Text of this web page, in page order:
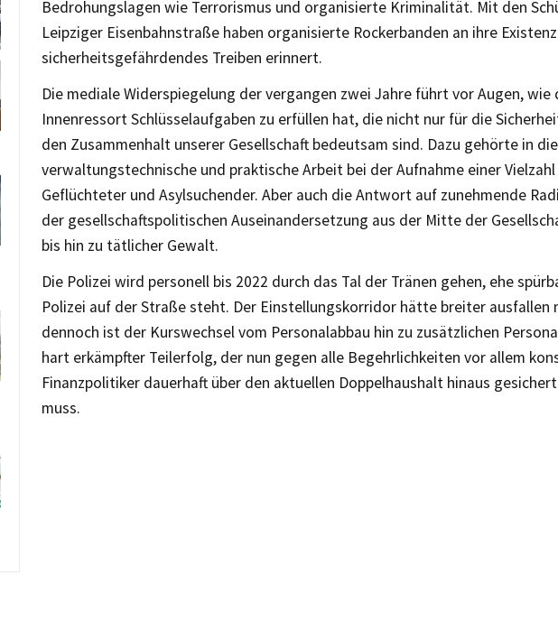
Bedrohungslagen wie Terrorismus und organisierte Kriminalität. Mit den
Leipziger Eisenbahnstraße haben organisierte Rockerbanden an ihre
sicherheitsgefährdendes Treiben erinnert.
Die mediale Widerspiegelung der vergangen zwei Jahre führt vor Augen, wie
Innenressort Schlüsselaufgaben zu erfüllen hat, die nicht nur für die
den Zusammenhalt unserer Gesellschaft bedeutsam sind. Dazu gehörte in
verwaltungstechnische und praktische Arbeit bei der Aufnahme einer Vielzahl
Geflüchteter und Asylsuchender. Aber auch die Antwort auf zunehmende
der gesellschaftspolitischen Auseinandersetzung aus der Mitte der
bis hin zu tätlicher Gewalt.
Die Polizei wird personell bis 2022 durch das Tal der Tränen gehen, ehe
Polizei auf der Straße steht. Der Einstellungskorridor hätte breiter ausfallen
dennoch ist der Kurswechsel vom Personalabbau hin zu zusätzlichen
hart erkämpfter Teilerfolg, der nun gegen alle Begehrlichkeiten vor allem
Finanzpolitiker dauerhaft über den aktuellen Doppelhaushalt hinaus
muss.